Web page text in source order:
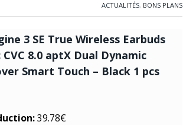
ACTUALITÉS, BONS PLANS
3 SE True Wireless Earbuds
8.0 aptX Dual Dynamic
Smart Touch – Black 1 pcs
39.78€